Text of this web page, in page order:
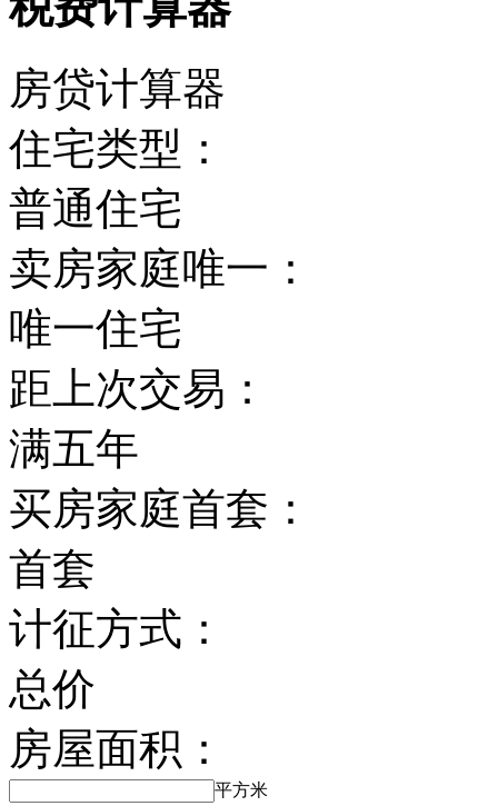
房贷计算器
住宅类型：
普通住宅
卖房家庭唯一：
唯一住宅
距上次交易：
满五年
买房家庭首套：
首套
计征方式：
总价
房屋面积：
平方米